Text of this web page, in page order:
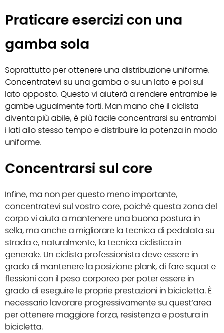
Praticare esercizi con una
gamba sola
Soprattutto per ottenere una distribuzione uniforme.
Concentratevi su una gamba o su un lato e poi sul
lato opposto. Questo vi aiuterà a rendere entrambe le
gambe ugualmente forti. Man mano che il ciclista
diventa più abile, è più facile concentrarsi su entrambi
i lati allo stesso tempo e distribuire la potenza in modo
uniforme.
Concentrarsi sul core
Infine, ma non per questo meno importante,
concentratevi sul vostro core, poiché questa zona del
corpo vi aiuta a mantenere una buona postura in
sella, ma anche a migliorare la tecnica di pedalata su
strada e, naturalmente, la tecnica ciclistica in
generale. Un ciclista professionista deve essere in
grado di mantenere la posizione plank, di fare squat e
flessioni con il peso corporeo per poter essere in
grado di eseguire le proprie prestazioni in bicicletta. È
necessario lavorare progressivamente su quest’area
per ottenere maggiore forza, resistenza e postura in
bicicletta.